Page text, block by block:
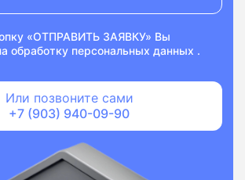
«ОТПРАВИТЬ ЗАЯВКУ» Вы
обработку персональных данных .
Или позвоните сами
+7 (903) 940-09-90